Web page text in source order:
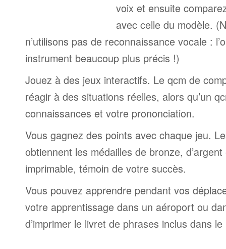
voix et ensuite
avec celle du modèle.
n’utilisons pas de reconnaissance vocale :
instrument beaucoup plus précis !)
Jouez à des jeux interactifs. Le qcm de
réagir à des situations réelles, alors qu’un
connaissances et votre prononciation.
Vous gagnez des points avec chaque jeu.
obtiennent les médailles de bronze,
imprimable, témoin de votre succès.
Vous pouvez apprendre pendant vos
votre apprentissage dans un aéroport ou
d’imprimer le livret de phrases inclus dans